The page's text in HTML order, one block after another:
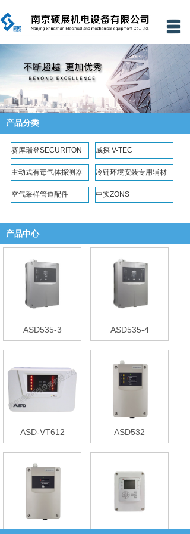
公司简介
新闻资讯
产品中心
资质证书
技术支持
应用案例
联系我们
产品分类
赛库瑞登SECURITON 威探 V-TEC
主动式有毒气体探测器 冷链环境安装专用辅材
空气采样管道配件 中实ZONS
产品中心
ASD535-3 ASD535-4
ASD-VT612 ASD532